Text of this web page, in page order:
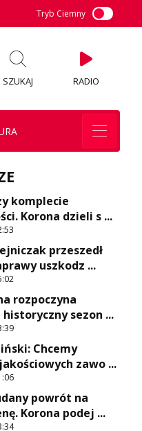
Tryb Ciemny
SZUKAJ RADIO
komplecie
Korona dzieli s ...
przeszedł
uszkodz ...
rozpoczyna
sezon ...
Chcemy
zawo ...
powrót na
Korona podej ...